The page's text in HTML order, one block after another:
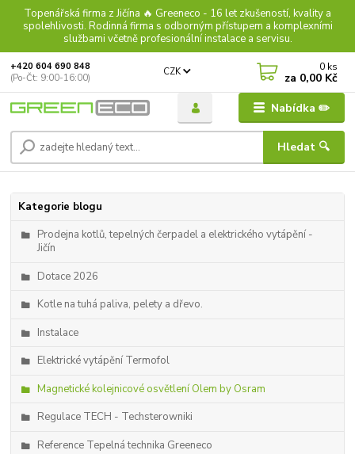
Topenářská firma z Jičína 🔥 Greeneco - 16 let zkušeností, kvality a
spolehlivosti. Rodinná firma s odborným přístupem a komplexními
službami včetně profesionální instalace a servisu.
Nabídka ✏️
CZK
Hledat 🔍
+420 604 690 848
(Po-Čt: 9:00-16:00)
0 ks
za 0,00 Kč
Kategorie blogu
Prodejna kotlů, tepelných čerpadel a elektrického vytápění -
Jičín
Dotace 2026
Kotle na tuhá paliva, pelety a dřevo.
Instalace
Elektrické vytápění Termofol
Magnetické kolejnicové osvětlení Olem by Osram
Regulace TECH - Techsterowniki
Reference Tepelná technika Greeneco